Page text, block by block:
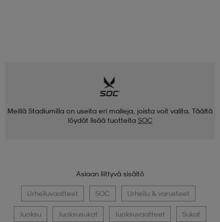
Meillä Stadiumilla on useita eri malleja, joista voit valita. Täältä
löydät lisää tuotteita SOC
Asiaan liittyvä sisältö
Urheiluvaatteet SOC Urheilu & varusteet
Juoksu Juoksusukat Juoksuvaatteet Sukat